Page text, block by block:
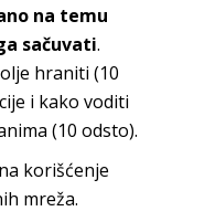
na temu
sačuvati.
hraniti (10
i kako voditi
(10 odsto).
korišćenje
mreža.